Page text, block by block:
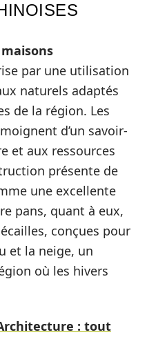
maisons
par une utilisation
naturels adaptés
de la région. Les
d’un savoir-
et aux ressources
présente de
une excellente
pans, quant à eux,
conçues pour
et la neige, un
où les hivers
: tout